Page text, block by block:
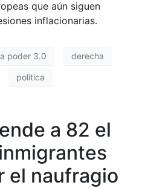
que aún siguen
inflacionarias.
poder 3.0 derecha
política
a 82 el
el naufragio